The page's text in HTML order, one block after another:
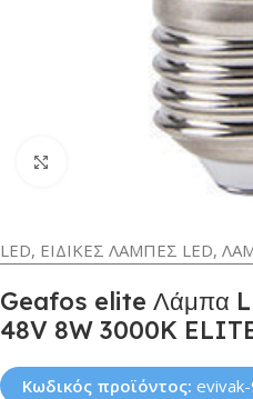
Κλικ για μεγέθυνση
LED, ΕΙΔΙΚΕΣ ΛΑΜΠΕΣ LED,
Geafos elite Λάμπα
48V 8W 3000K
Κωδικός προϊόντος: